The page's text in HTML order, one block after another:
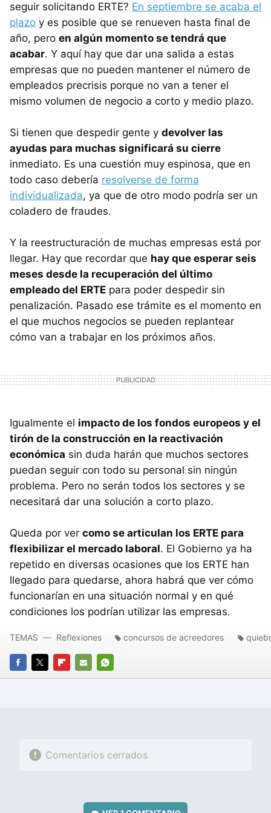
seguir solicitando ERTE? En septiembre se acaba el
plazo y es posible que se renueven hasta final de
año, pero en algún momento se tendrá que
acabar. Y aquí hay que dar una salida a estas
empresas que no pueden mantener el número de
empleados precrisis porque no van a tener el
mismo volumen de negocio a corto y medio plazo.
Si tienen que despedir gente y devolver las
ayudas para muchas significará su cierre
inmediato. Es una cuestión muy espinosa, que en
todo caso debería resolverse de forma
individualizada, ya que de otro modo podría ser un
coladero de fraudes.
Y la reestructuración de muchas empresas está por
llegar. Hay que recordar que hay que esperar seis
meses desde la recuperación del último
empleado del ERTE para poder despedir sin
penalización. Pasado ese trámite es el momento en
el que muchos negocios se pueden replantear
cómo van a trabajar en los próximos años.
Igualmente el impacto de los fondos europeos y el
tirón de la construcción en la reactivación
económica sin duda harán que muchos sectores
puedan seguir con todo su personal sin ningún
problema. Pero no serán todos los sectores y se
necesitará dar una solución a corto plazo.
Queda por ver como se articulan los ERTE para
flexibilizar el mercado laboral. El Gobierno ya ha
repetido en diversas ocasiones que los ERTE han
llegado para quedarse, ahora habrá que ver cómo
funcionarían en una situación normal y en qué
condiciones los podrían utilizar las empresas.
FACEBOOK
TWITTERFLIPBOARD
E-
WHATSAPP
TEMAS Reflexiones concursos de acreedores
Comentarios cerrados